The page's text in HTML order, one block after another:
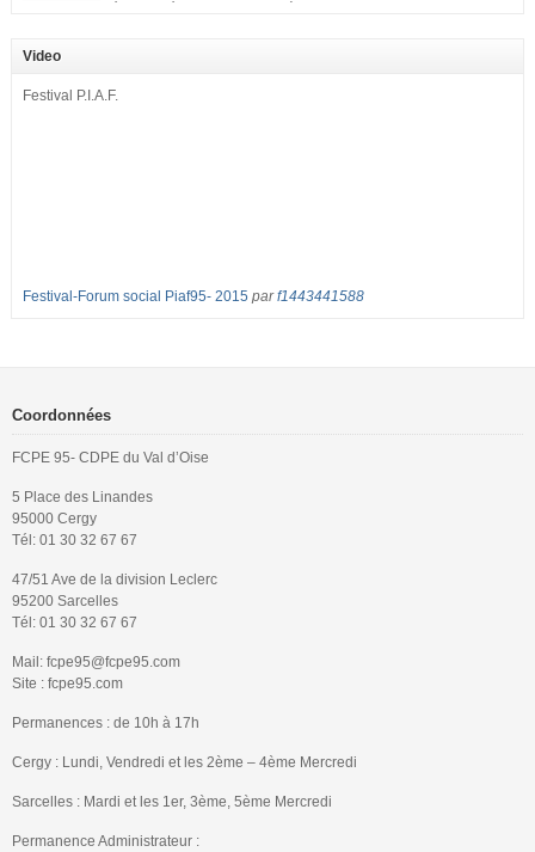
2017 : – toutes les classes de secondes entre 34 et 35 élèves ! – de
nombreuses classes de première et […]
Video
Festival P.I.A.F.
Festival-Forum social Piaf95- 2015 parf1443441588
Coordonnées
FCPE 95- CDPE du Val d’Oise
5 Place des Linandes
95000 Cergy
Tél: 01 30 32 67 67
47/51 Ave de la division Leclerc
95200 Sarcelles
Tél: 01 30 32 67 67
Mail: fcpe95@fcpe95.com
Site : fcpe95.com
Permanences : de 10h à 17h
Cergy : Lundi, Vendredi et les 2ème – 4ème Mercredi
Sarcelles : Mardi et les 1er, 3ème, 5ème Mercredi
Permanence Administrateur :